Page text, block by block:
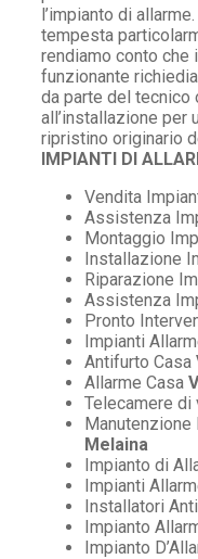
l’impianto di
tempesta
rendiamo conto
funzionante
da parte del tecnico
all’installazione per
ripristino originario
IMPIANTI DI
Vendita
Assistenza
Montaggio
Installazione
Riparazione
Assistenza
Pronto
Impianti
Antifurto Casa
Allarme Casa
Telecamere
Melaina
Impianto di
Impianti
Installatori
Impianto
Impianto